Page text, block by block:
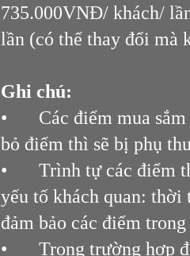
735.000VNĐ/ khách/
lần (có thể thay đổi mà
Ghi chú:
•
Các điểm mua
bỏ điểm thì sẽ bị phụ
•
Trình tự các điểm
yếu tố khách quan: thời
đảm bảo các điểm
•
Trong trường hợp